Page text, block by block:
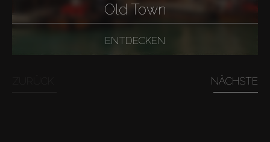
Old Town
ENTDECKEN
NÄCHSTE